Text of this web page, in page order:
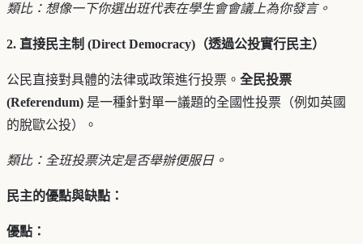
類比：想像一下你選出班代表在學生會會議上為你發言。
2. 直接民主制 (Direct Democracy)（透過公投實行民主）
公民直接對具體的法律或政策進行投票。 全民投票
(Referendum) 是一種針對單一議題的全國性投票（例如英國
的脫歐公投）。
類比：全班投票決定是否舉辦便服日。
民主的優點與缺點：
優點：